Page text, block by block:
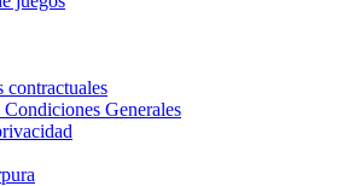
contractuales
Generales